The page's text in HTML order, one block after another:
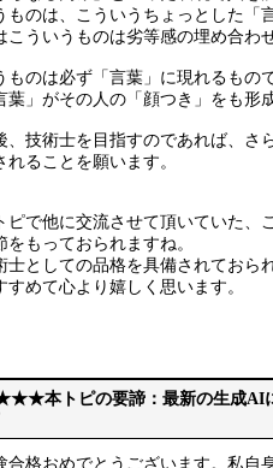
ものは、こういうちょっとした「
こういうものは劣等感の埋め合わ
ものは必ず「言葉」に現れるもの
葉」がその人の「顔つき」をも形
、技術士を目指すのであれば、
れることを願います。
ピで他に交流させて頂いていた、
をもっておられますね。
士としての品格を具備されておら
すめて心より嬉しく思います。
本トピの要諦：最新の生成AI
合格おめでとうございます。私